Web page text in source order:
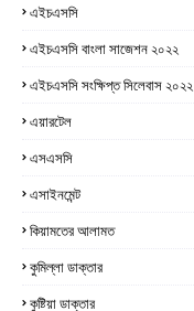
এইচএসসি
এইচএসসি বাংলা সাজেশন ২০২২
এইচএসসি সংক্ষিপ্ত সিলেবাস ২০২২
এয়ারটেল
এসএসসি
এসাইনমেন্ট
কিয়ামতের আলামত
কুমিল্লা ডাক্তার
কুষ্টিয়া ডাক্তার